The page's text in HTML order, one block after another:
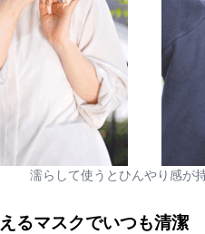
濡らして使うとひんやり感が
るマスクでいつも清潔